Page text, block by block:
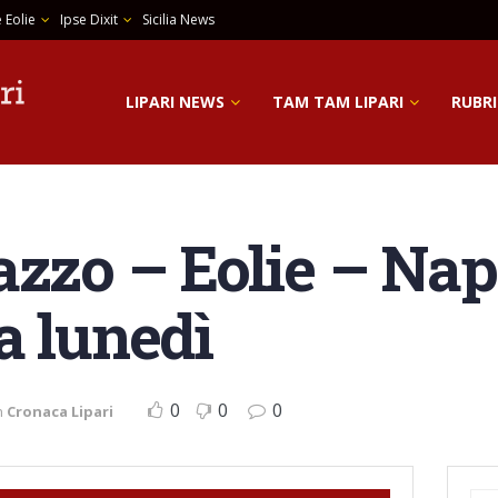
Eolie Ipse Dixit Sicilia News
LIPARI NEWS TAM TAM LIPARI
– Eolie –
lunedì
Cronaca Lipari 0 0 0